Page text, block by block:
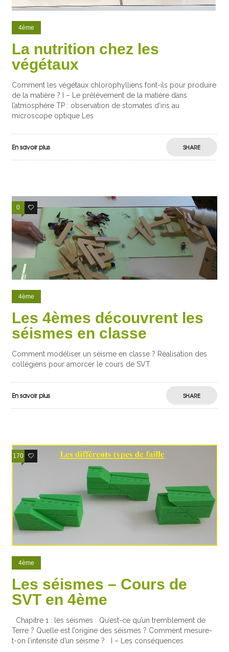
4ème
La nutrition chez les
végétaux
Comment les végétaux chlorophylliens font-ils pour produire
de la matière ? I – Le prélèvement de la matière dans
l’atmosphère TP : observation de stomates d’iris au
microscope optique Les
En savoir plus SHARE
0 1
4ème
Les 4èmes découvrent les
séismes en classe
Comment modéliser un séisme en classe ? Réalisation des
collégiens pour amorcer le cours de SVT.
En savoir plus SHARE
170 34
4ème
Les séismes – Cours de
SVT en 4ème
Chapitre 1 : les séismes Qu’est-ce qu’un tremblement de
Terre ? Quelle est l’origine des séismes ? Comment mesure-
t-on l’intensité d’un séisme ? I – Les conséquences